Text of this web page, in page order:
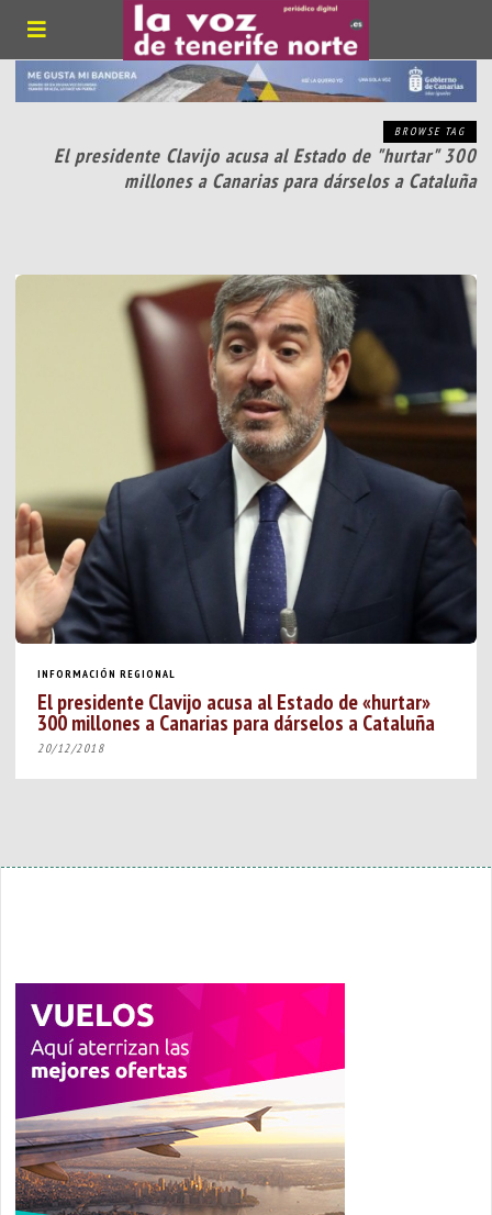
BROWSE TAG
El presidente Clavijo acusa al Estado de "hurtar" 300
millones a Canarias para dárselos a Cataluña
INFORMACIÓN REGIONAL
El presidente Clavijo acusa al Estado de «hurtar»
300 millones a Canarias para dárselos a Cataluña
20/12/2018